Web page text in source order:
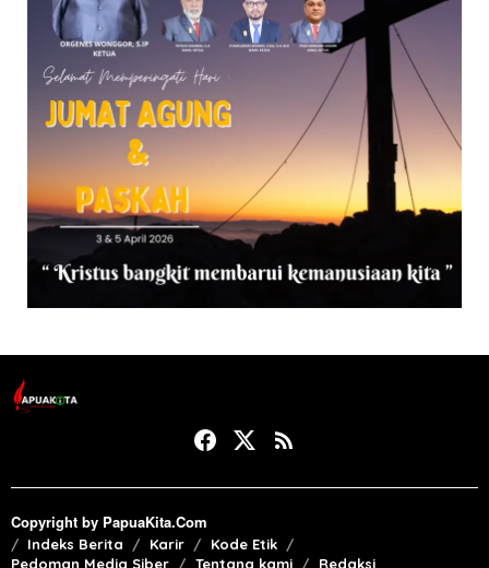
Copyright by PapuaKita.Com
Indeks Berita Karir
Kode Etik
Pedoman Media Siber
Tentang kami Redaksi